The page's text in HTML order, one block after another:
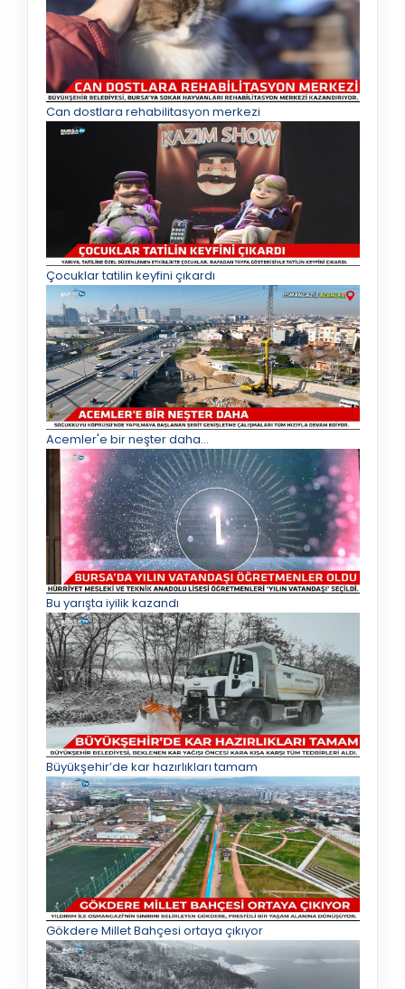
Can dostlara rehabilitasyon merkezi
Çocuklar tatilin keyfini çıkardı
Acemler'e bir neşter daha...
Bu yarışta iyilik kazandı
Büyükşehir’de kar hazırlıkları tamam
Gökdere Millet Bahçesi ortaya çıkıyor